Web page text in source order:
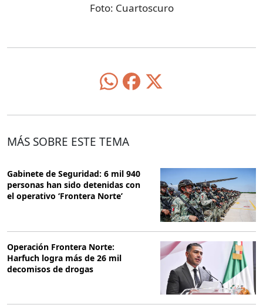
Foto: Cuartoscuro
MÁS SOBRE ESTE TEMA
Gabinete de Seguridad: 6 mil 940
personas han sido detenidas con
el operativo ‘Frontera Norte’
Operación Frontera Norte:
Harfuch logra más de 26 mil
decomisos de drogas